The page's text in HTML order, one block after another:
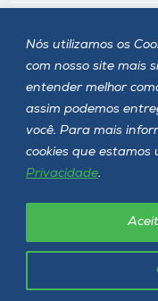
Nós utilizamos os
com nosso site mais
entender melhor
assim podemos
você. Para mais
cookies que estamos
Privacidade.
Siga a Unoesc
Unoesc © 2026 - Todos os
Política de privacidade